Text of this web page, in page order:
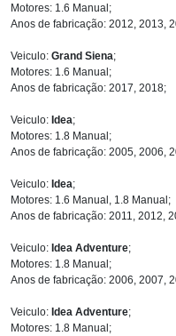
Motores: 1.6 Manual;
Anos de fabricação: 2012, 2013,
Veiculo: Grand Siena;
Motores: 1.6 Manual;
Anos de fabricação: 2017, 2018;
Veiculo: Idea;
Motores: 1.8 Manual;
Anos de fabricação: 2005, 2006,
Veiculo: Idea;
Motores: 1.6 Manual, 1.8 Manual;
Anos de fabricação: 2011, 2012,
Veiculo: Idea Adventure;
Motores: 1.8 Manual;
Anos de fabricação: 2006, 2007,
Veiculo: Idea Adventure;
Motores: 1.8 Manual;